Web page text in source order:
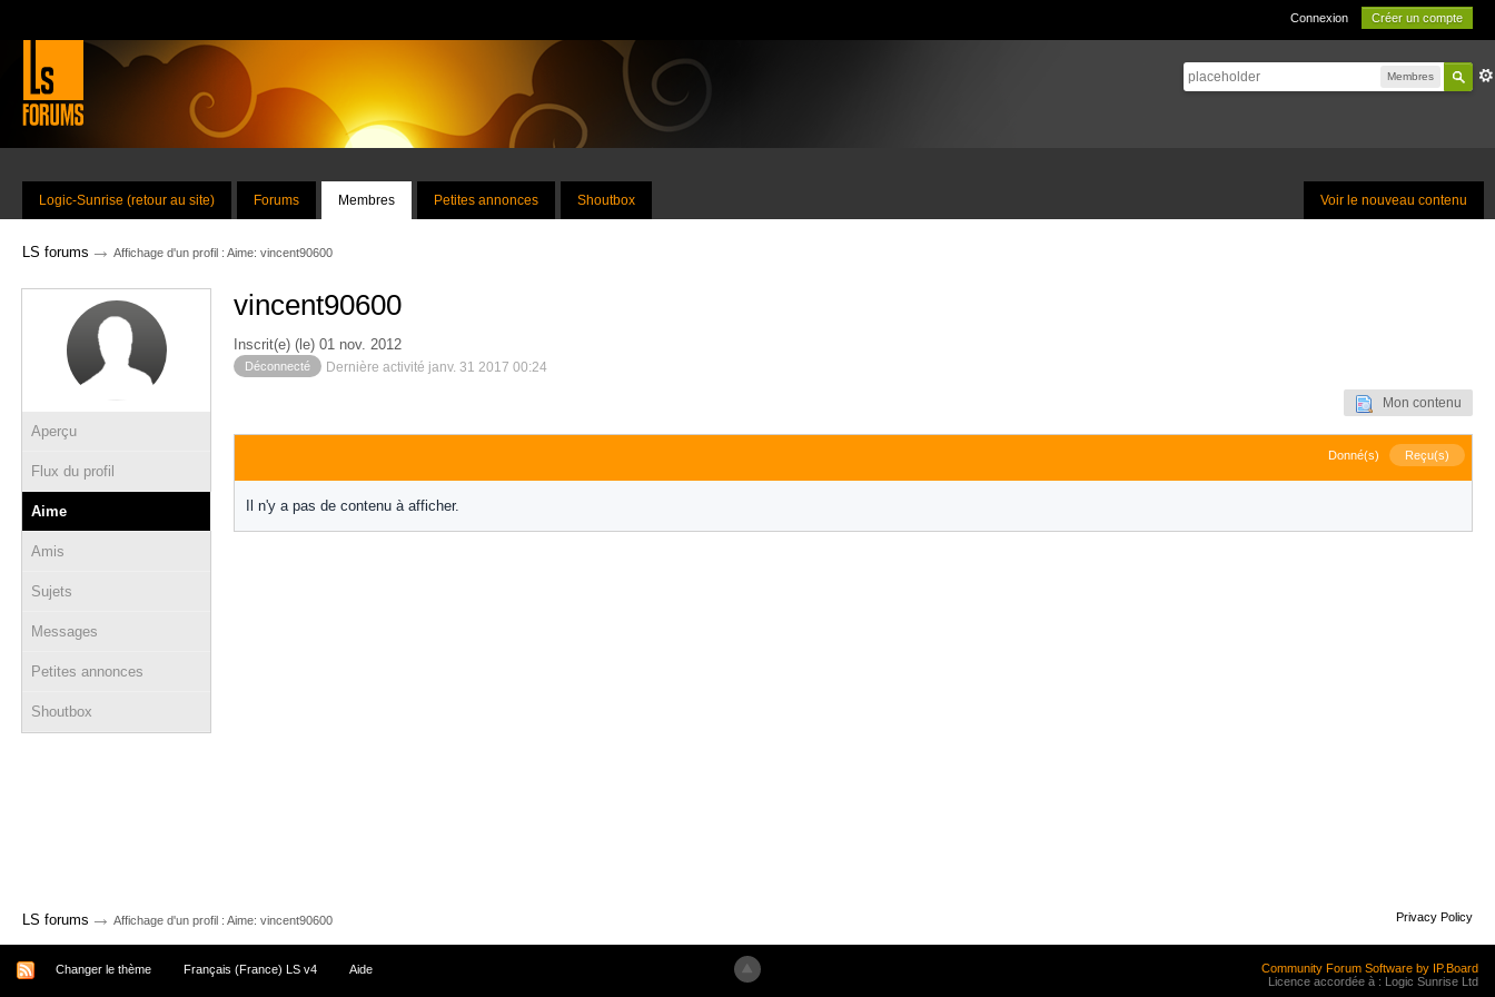
Connexion Créer un compte
Membres
Voir le nouveau contenu
Logic-Sunrise (retour au site) Forums Membres Petites annonces Shoutbox
LS forums → Affichage d'un profil : Aime: vincent90600
Aperçu
Flux du profil
Aime
Amis
Sujets
Messages
Petites annonces
Shoutbox
vincent90600
Inscrit(e) (le) 01 nov. 2012
Déconnecté Dernière activité janv. 31 2017 00:24
Mon contenu
Donné(s) Reçu(s)
Il n'y a pas de contenu à afficher.
LS forums → Affichage d'un profil : Aime: vincent90600 Privacy Policy
Changer le thème Français (France) LS v4 Aide
Community Forum Software by IP.Board
Licence accordée à : Logic Sunrise Ltd